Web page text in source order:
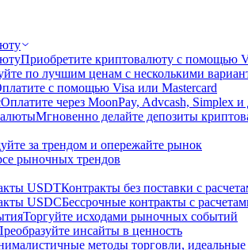
Приобретите криптовалюту с помощью
по лучшим ценам с несколькими
с помощью Visa или Mastercard
Оплатите через MoonPay, Advcash, Simplex и
Мгновенно делайте депозиты
за трендом и опережайте рынок
рыночных трендов
USDTКонтракты без поставки с
USDCБессрочные контракты с
Торгуйте исходами рыночных событий
инсайты в ценность
методы торговли, идеальные